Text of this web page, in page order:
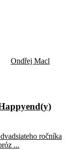
Ondřej Macl
ročníka
...